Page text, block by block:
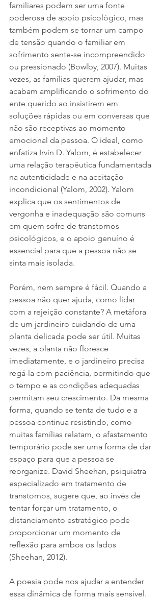
familiares podem ser uma fonte
poderosa de apoio psicológico, mas
também podem se tornar um campo
de tensão quando o familiar em
sofrimento sente-se incompreendido
ou pressionado (Bowlby, 2007). Muitas
vezes, as famílias querem ajudar, mas
acabam amplificando o sofrimento do
ente querido ao insistirem em
soluções rápidas ou em conversas que
não são receptivas ao momento
emocional da pessoa. O ideal, como
enfatiza Irvin D. Yalom, é estabelecer
uma relação terapêutica fundamentada
na autenticidade e na aceitação
incondicional (Yalom, 2002). Yalom
explica que os sentimentos de
vergonha e inadequação são comuns
em quem sofre de transtornos
psicológicos, e o apoio genuíno é
essencial para que a pessoa não se
sinta mais isolada.
Porém, nem sempre é fácil. Quando a
pessoa não quer ajuda, como lidar
com a rejeição constante? A metáfora
de um jardineiro cuidando de uma
planta delicada pode ser útil. Muitas
vezes, a planta não floresce
imediatamente, e o jardineiro precisa
regá-la com paciência, permitindo que
o tempo e as condições adequadas
permitam seu crescimento. Da mesma
forma, quando se tenta de tudo e a
pessoa continua resistindo, como
muitas famílias relatam, o afastamento
temporário pode ser uma forma de dar
espaço para que a pessoa se
reorganize. David Sheehan, psiquiatra
especializado em tratamento de
transtornos, sugere que, ao invés de
tentar forçar um tratamento, o
distanciamento estratégico pode
proporcionar um momento de
reflexão para ambos os lados
(Sheehan, 2012).
A poesia pode nos ajudar a entender
essa dinâmica de forma mais sensível.